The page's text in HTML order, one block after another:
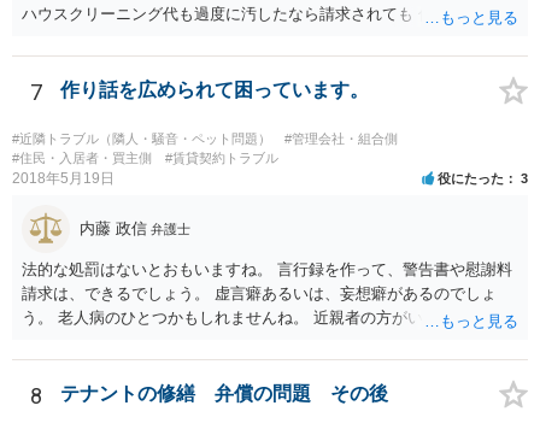
ハウスクリーニング代も過度に汚したなら請求されても 仕方ないでし
の借主のための清掃だと思いますね。 ほっといて争ってみたらいいで
しょう。
7 作り話を広められて困っています。
#近隣トラブル（隣人・騒音・ペット問題）
#管理会社・組合側
#住民・入居者・買主側
#賃貸契約トラブル
2018年5月19日 役にたった 3
内藤 政信 弁護士
法的な処罰はないとおもいますね。 言行録を作って、警告書や慰謝料
請求は、できるでしょう。 虚言癖あるいは、妄想癖があるのでしょ
う。 老人病のひとつかもしれませんね。 近親者の方がいれば、話を通
8 テナントの修繕 弁償の問題 その後